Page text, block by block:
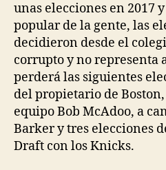
unas elecciones en 2017
popular de la gente, las
decidieron desde el
corrupto y no representa
perderá las siguientes
del propietario de
equipo Bob McAdoo, a
Barker y tres elecciones
Draft con los Knicks.